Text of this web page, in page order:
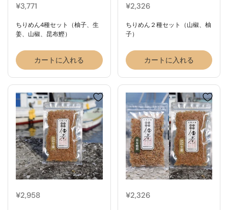
¥3,771
ちりめん4種セット（柚子、生
姜、山椒、昆布鰹）
カートに入れる
¥2,326
ちりめん２種セット（山椒、柚
子）
カートに入れる
¥2,958 ¥2,326